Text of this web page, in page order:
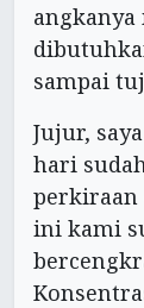
angkanya
sampai
Jujur,
hari
perkiraan
ini kami